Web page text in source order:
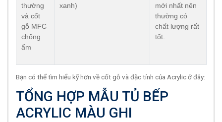
thường
và cốt
gỗ MFC
chống
ẩm
xanh)
mới nhất nên
thường có
chất lượng rất
tốt.
Bạn có thể tìm hiểu kỹ hơn về cốt gỗ và đặc tính của Acrylic ở đây:
TỔNG HỢP MẪU TỦ BẾP
ACRYLIC MÀU GHI